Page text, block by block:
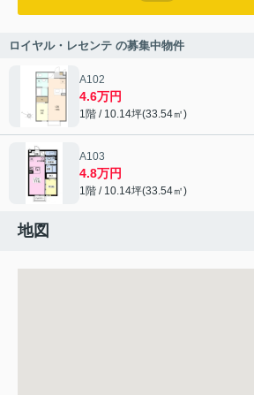
ロイヤル・レセンテ の募集中物件
A102
4.6万円
1階 / 10.14坪(33.54㎡)
A103
4.8万円
1階 / 10.14坪(33.54㎡)
地図